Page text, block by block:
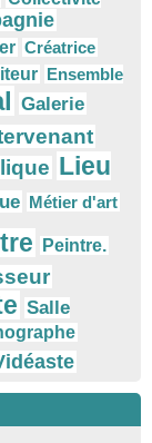
Créatrice
Ensemble
Galerie
Lieu
Métier d'art
Peintre.
Salle